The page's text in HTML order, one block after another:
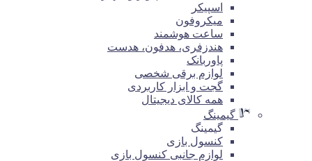
اسپیکر
میکروفون
ساعت هوشمند
هندزفری، هدفون، هدست
پاوربانک
لوازم برقی شخصی
گجت و ابزار کاربردی
همه کالای دیجیتال
گیمینگ
گیمینگ
کنسول بازی
لوازم جانبی کنسول بازی